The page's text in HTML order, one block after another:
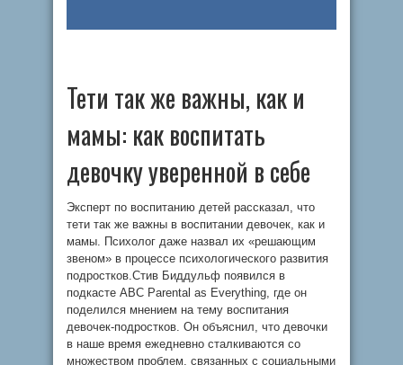
Тети так же важны, как и
мамы: как воспитать
девочку уверенной в себе
Эксперт по воспитанию детей рассказал, что
тети так же важны в воспитании девочек, как и
мамы. Психолог даже назвал их «решающим
звеном» в процессе психологического развития
подростков.Стив Биддульф появился в
подкасте ABC Parental as Everything, где он
поделился мнением на тему воспитания
девочек-подростков. Он объяснил, что девочки
в наше время ежедневно сталкиваются со
множеством проблем, связанных с социальными